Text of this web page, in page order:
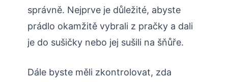
správně. Nejprve je důležité, abyste
prádlo okamžitě vybrali z pračky a dali
je do sušičky nebo jej sušili na šňůře.
Dále byste měli zkontrolovat, zda